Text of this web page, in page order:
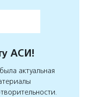
АСИ!
актуальная